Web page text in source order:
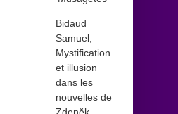
Bidaud
Samuel,
Mystification
et illusion
dans les
nouvelles de